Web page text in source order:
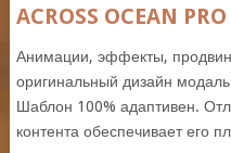
ACROSS OCEAN PRO
Анимации, эффекты,
оригинальный дизайн
Шаблон 100% адаптивен.
контента обеспечивает его